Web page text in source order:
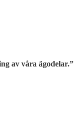
av våra ägodelar.”